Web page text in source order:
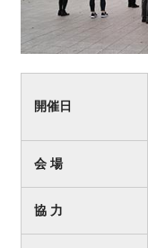
開催日
会 場
協 力